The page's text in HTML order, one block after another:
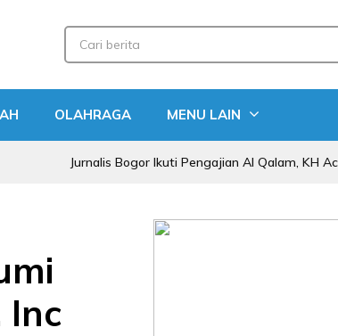
OLAHRAGA MENU LAIN
Jurnalis Bogor Ikuti Pengajian Al Qalam, KH Achmad
Inc